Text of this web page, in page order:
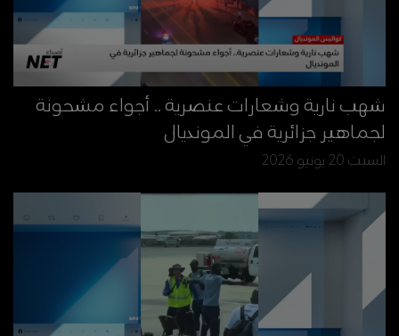
شهب نارية وشعارات عنصرية .. أجواء مشحونة
لجماهير جزائرية في المونديال
السبت 20 يونيو 2026